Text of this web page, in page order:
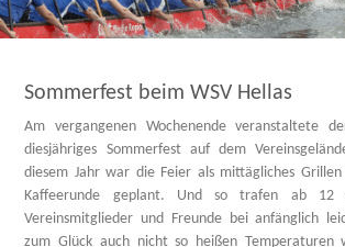
Sommerfest beim WSV Hellas
Am vergangenen Wochenende veranstaltete
diesjähriges Sommerfest auf dem
diesem Jahr war die Feier als mittägliches
Kaffeerunde geplant. Und so trafen ab 12
Vereinsmitglieder und Freunde bei anfänglich
zum Glück auch nicht so heißen